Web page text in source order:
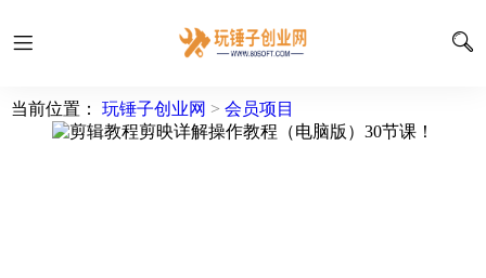
当前位置： 玩锤子创业网 > 会员项目